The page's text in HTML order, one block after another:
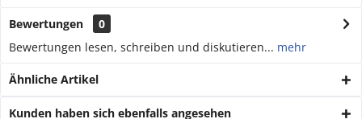
Bewertungen
0
Bewertungen lesen, schreiben und diskutieren... mehr
Ähnliche Artikel
Kunden haben sich ebenfalls angesehen